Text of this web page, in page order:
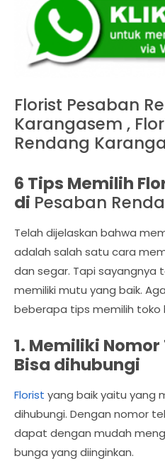
Florist Pesaban
Karangasem ,
Rendang
6 Tips Memilih
di Pesaban
Telah dijelaskan bahwa
adalah salah satu cara
dan segar. Tapi sayangnya
memiliki mutu yang baik.
beberapa tips memilih toko
1. Memiliki
Bisa dihubungi
Florist yang baik yaitu yang
dihubungi. Dengan nomor
dapat dengan mudah
bunga yang diinginkan.